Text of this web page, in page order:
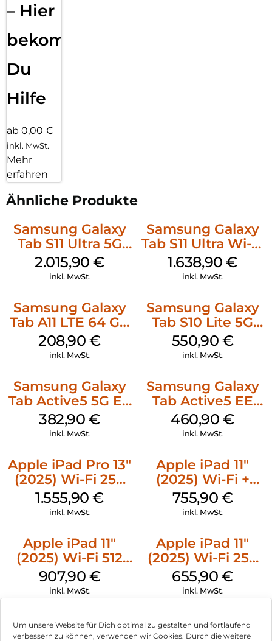
Um unsere Website für Dich optimal zu gestalten und fortlaufend
verbessern zu können, verwenden wir Cookies. Durch die weitere
– Hier
bekommst
Du
Hilfe
ab 0,00 €
inkl. MwSt.
Mehr
erfahren
Ähnliche Produkte
Samsung Galaxy
Tab S11 Ultra 5G
512 GB Gray
2.015,90€
inkl. MwSt.
Samsung Galaxy
Tab S11 Ultra Wi-Fi
512 GB Gray
1.638,90€
inkl. MwSt.
Samsung Galaxy
Tab A11 LTE 64 GB
Gray
208,90€
inkl. MwSt.
Samsung Galaxy
Tab S10 Lite 5G
256 GB Gray
550,90 €
inkl. MwSt.
Samsung Galaxy
Tab Active5 5G EE
128 GB Black
382,90€
inkl. MwSt.
Samsung Galaxy
Tab Active5 EE
Wi-Fi 128 GB black
460,90€
inkl. MwSt.
Apple iPad Pro 13″
(2025) Wi-Fi 256
GB Standardglas
Space Schwarz
1.555,90€
inkl. MwSt.
Apple iPad 11″
(2025) Wi-Fi +
Cellular 256 GB
Pink
755,90 €
inkl. MwSt.
Apple iPad 11″
(2025) Wi-Fi 512
GB Silber
907,90 €
inkl. MwSt.
Apple iPad 11″
(2025) Wi-Fi 256
GB Silber
655,90€
inkl. MwSt.